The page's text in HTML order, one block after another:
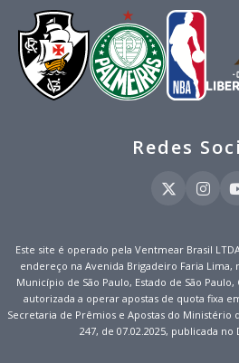
Redes
Este site é operado pela Ventmear Brasil LTDA
endereço na Avenida Brigadeiro Faria Lima,
Município de São Paulo, Estado de São Paulo,
autorizada a operar apostas de quota fixa
Secretaria de Prêmios e Apostas do Ministério
247, de 07.02.2025, publicada no